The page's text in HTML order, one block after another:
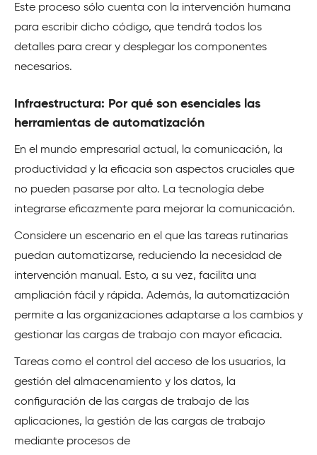
Este proceso sólo cuenta con la intervención humana
para escribir dicho código, que tendrá todos los
detalles para crear y desplegar los componentes
necesarios.
Infraestructura: Por qué son esenciales las
herramientas de automatización
En el mundo empresarial actual, la comunicación, la
productividad y la eficacia son aspectos cruciales que
no pueden pasarse por alto. La tecnología debe
integrarse eficazmente para mejorar la comunicación.
Considere un escenario en el que las tareas rutinarias
puedan automatizarse, reduciendo la necesidad de
intervención manual. Esto, a su vez, facilita una
ampliación fácil y rápida. Además, la automatización
permite a las organizaciones adaptarse a los cambios y
gestionar las cargas de trabajo con mayor eficacia.
Tareas como el control del acceso de los usuarios, la
gestión del almacenamiento y los datos, la
configuración de las cargas de trabajo de las
aplicaciones, la gestión de las cargas de trabajo
mediante procesos de